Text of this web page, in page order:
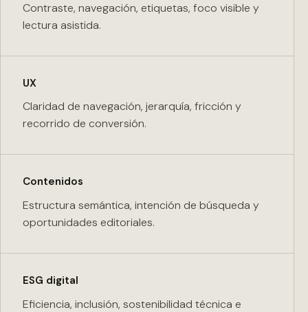
Contraste, navegación, etiquetas, foco visible y
lectura asistida.
UX
Claridad de navegación, jerarquía, fricción y
recorrido de conversión.
Contenidos
Estructura semántica, intención de búsqueda y
oportunidades editoriales.
ESG digital
Eficiencia, inclusión, sostenibilidad técnica e